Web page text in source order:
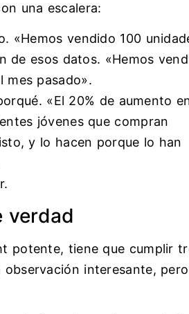
una escalera:
«Hemos vendido 100
de esos datos. «Hemos
mes pasado».
«El 20% de aumento
jóvenes que compran
y lo hacen porque lo han
verdad
potente, tiene que cumplir
interesante,